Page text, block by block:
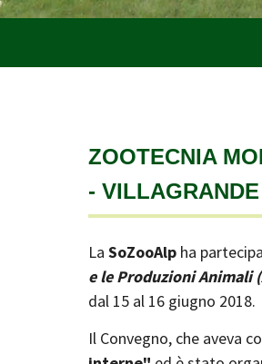
ZOOTECNIA
-
La SoZooAlp ha
e le Produzioni Animali
dal 15 al 16 giugno 2018.
Il Convegno, che aveva